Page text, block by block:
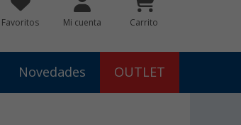
Favoritos Mi cuenta Carrito
Novedades OUTLET